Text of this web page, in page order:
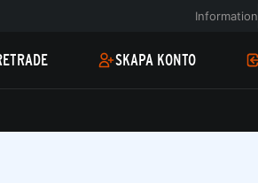
Information
SKAPA KONTO